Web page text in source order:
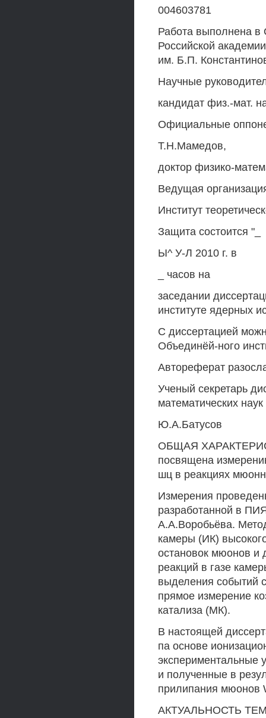
004603781
Работа выполнена в
Российской
им. Б.П.
Научные
кандидат физ.-мат.
Официальные
Т.Н.Мамедов,
доктор физико-
Ведущая
Институт
Защита состоится "_
Ы^ У-Л 2010 г. в
_ часов на
заседании
институте ядерных
С диссертацией
Объединёй-ного
Автореферат
Ученый секретарь
математических наук
Ю.А.Батусов
ОБЩАЯ
посвящена
шц в реакциях
Измерения
разработанной в
А.А.Воробьёва.
камеры (ИК)
остановок мюонов и
реакций в газе
выделения событий
прямое измерение
катализа (МК).
В настоящей
па основе
экспериментальные
и полученные в
прилипания мюонов
АКТУАЛЬНОСТЬ